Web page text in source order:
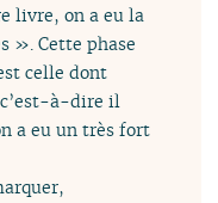
livre, on a eu la
». Cette phase
celle dont
à-dire il
a eu un très fort